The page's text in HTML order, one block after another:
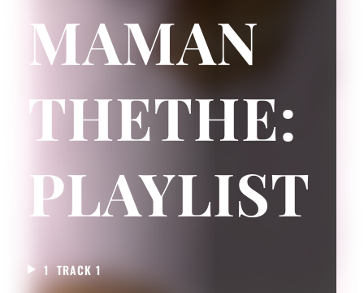
MAMAN
THETHE:
PLAYLIST
1 TRACK 1